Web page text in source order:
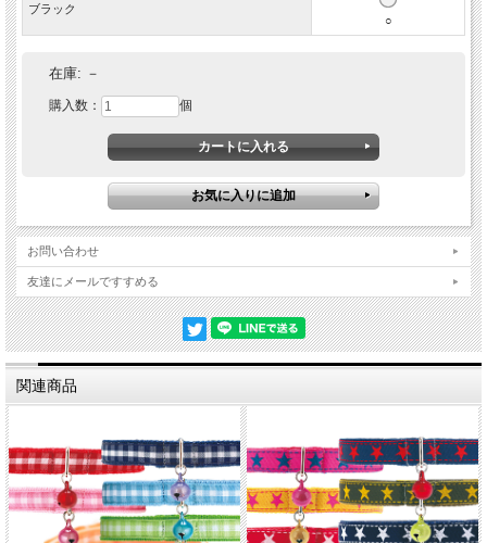
ブラック
○
在庫: －
購入数： 個
お問い合わせ
友達にメールですすめる
関連商品